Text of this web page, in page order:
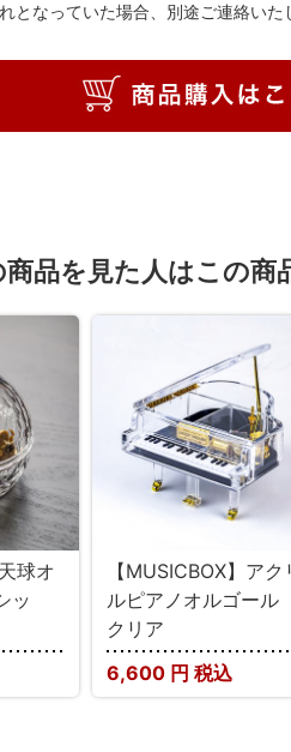
となっていた場合、別途ご連絡いた
商品を見た人はこの商
球オ
ッ
【MUSICBOX】アク
ルピアノオルゴール
クリア
6,600 円 税込